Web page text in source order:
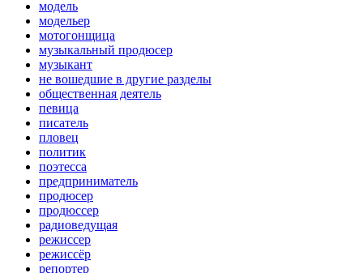
модель
модельер
мотогонщица
музыкальный продюсер
музыкант
не вошедшие в другие разделы
общественная деятель
певица
писатель
пловец
политик
поэтесса
предприниматель
продюсер
продюссер
радиоведущая
режиссер
режиссёр
репортер